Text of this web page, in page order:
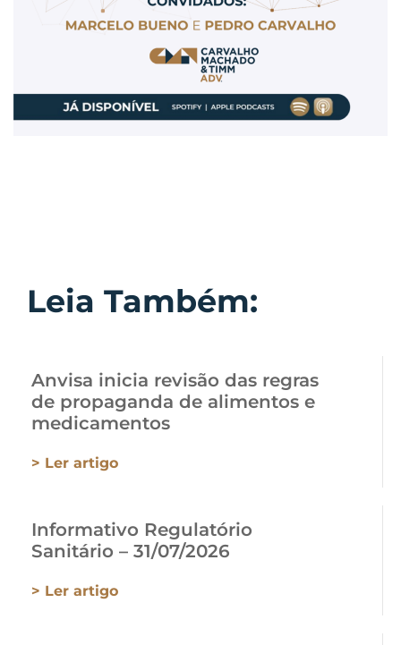
Leia Também:
Anvisa inicia revisão das regras
de propaganda de alimentos e
medicamentos
> Ler artigo
Informativo Regulatório
Sanitário – 31/07/2026
> Ler artigo